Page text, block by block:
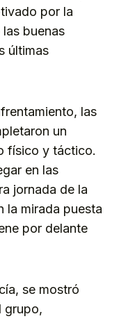
por la
buenas
últimas
las
un
físico y táctico.
en las
jornada de la
la mirada puesta
por delante
se mostró
grupo,